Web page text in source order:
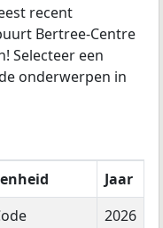
recent
Bertree-Centre
Selecteer een
onderwerpen in
Jaar
2026